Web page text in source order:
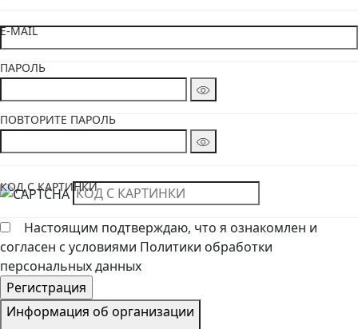
E-MAIL
ПАРОЛЬ
ПОВТОРИТЕ ПАРОЛЬ
КОД С КАРТИНКИ
Настоящим подтверждаю, что я ознакомлен и
согласен с условиями Политики обработки
персональных данных
Информация об организации